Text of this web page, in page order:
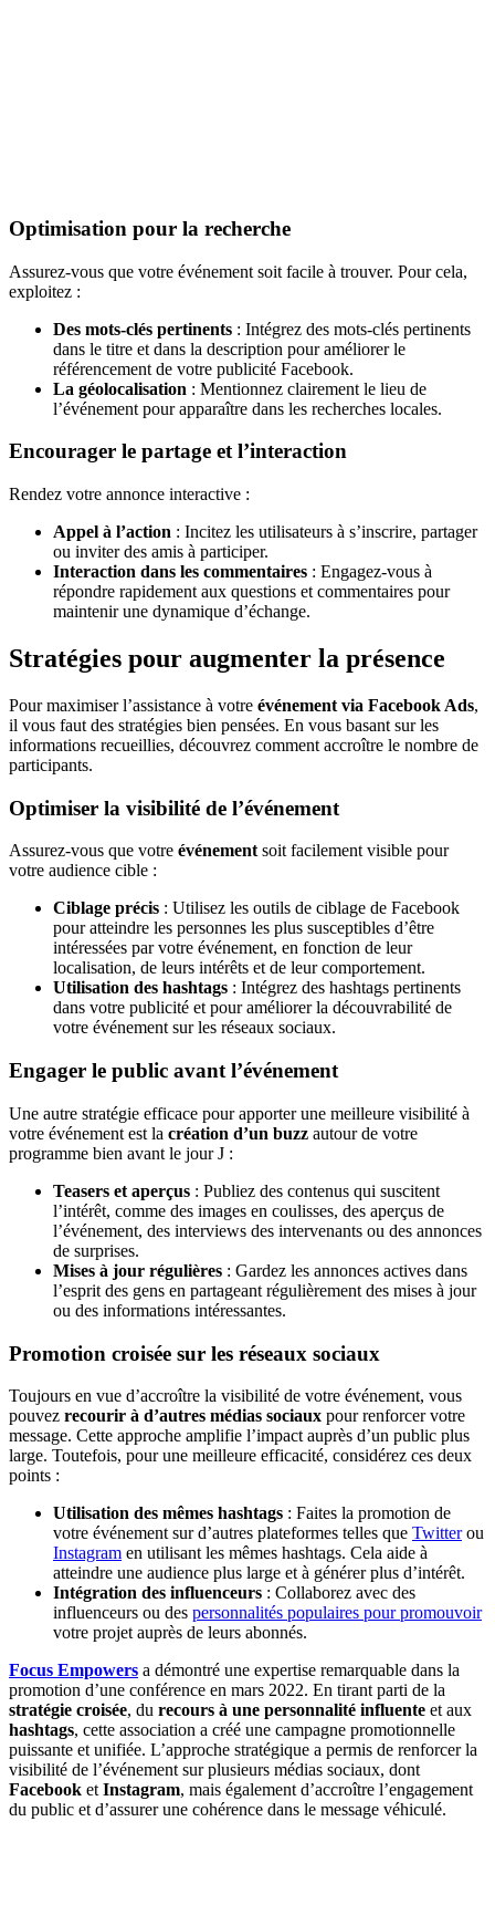
Optimisation pour la recherche
Assurez-vous que votre événement soit facile à trouver. Pour cela,
exploitez :
Des mots-clés pertinents : Intégrez des mots-clés pertinents
dans le titre et dans la description pour améliorer le
référencement de votre publicité Facebook.
La géolocalisation : Mentionnez clairement le lieu de
l’événement pour apparaître dans les recherches locales.
Encourager le partage et l’interaction
Rendez votre annonce interactive :
Appel à l’action : Incitez les utilisateurs à s’inscrire, partager
ou inviter des amis à participer.
Interaction dans les commentaires : Engagez-vous à
répondre rapidement aux questions et commentaires pour
maintenir une dynamique d’échange.
Stratégies pour augmenter la présence
Pour maximiser l’assistance à votre événement via Facebook Ads,
il vous faut des stratégies bien pensées. En vous basant sur les
informations recueillies, découvrez comment accroître le nombre de
participants.
Optimiser la visibilité de l’événement
Assurez-vous que votre événement soit facilement visible pour
votre audience cible :
Ciblage précis : Utilisez les outils de ciblage de Facebook
pour atteindre les personnes les plus susceptibles d’être
intéressées par votre événement, en fonction de leur
localisation, de leurs intérêts et de leur comportement.
Utilisation des hashtags : Intégrez des hashtags pertinents
dans votre publicité et pour améliorer la découvrabilité de
votre événement sur les réseaux sociaux.
Engager le public avant l’événement
Une autre stratégie efficace pour apporter une meilleure visibilité à
votre événement est la création d’un buzz autour de votre
programme bien avant le jour J :
Teasers et aperçus : Publiez des contenus qui suscitent
l’intérêt, comme des images en coulisses, des aperçus de
l’événement, des interviews des intervenants ou des annonces
de surprises.
Mises à jour régulières : Gardez les annonces actives dans
l’esprit des gens en partageant régulièrement des mises à jour
ou des informations intéressantes.
Promotion croisée sur les réseaux sociaux
Toujours en vue d’accroître la visibilité de votre événement, vous
pouvez recourir à d’autres médias sociaux pour renforcer votre
message. Cette approche amplifie l’impact auprès d’un public plus
large. Toutefois, pour une meilleure efficacité, considérez ces deux
points :
Utilisation des mêmes hashtags : Faites la promotion de
votre événement sur d’autres plateformes telles que Twitterou
Instagram en utilisant les mêmes hashtags. Cela aide à
atteindre une audience plus large et à générer plus d’intérêt.
Intégration des influenceurs : Collaborez avec des
influenceurs ou des personnalités populaires pour promouvoir
votre projet auprès de leurs abonnés.
Focus Empowers a démontré une expertise remarquable dans la
promotion d’une conférence en mars 2022. En tirant parti de la
stratégie croisée, du recours à une personnalité influente et aux
hashtags, cette association a créé une campagne promotionnelle
puissante et unifiée. L’approche stratégique a permis de renforcer la
visibilité de l’événement sur plusieurs médias sociaux, dont
Facebook et Instagram, mais également d’accroître l’engagement
du public et d’assurer une cohérence dans le message véhiculé.